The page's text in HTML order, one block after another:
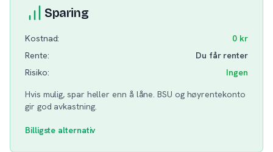
Sparing
Kostnad:
0 kr
Rente:
Du får renter
Risiko:
Ingen
Hvis mulig, spar heller enn å låne. BSU og høyrentekonto
gir god avkastning.
Billigste alternativ